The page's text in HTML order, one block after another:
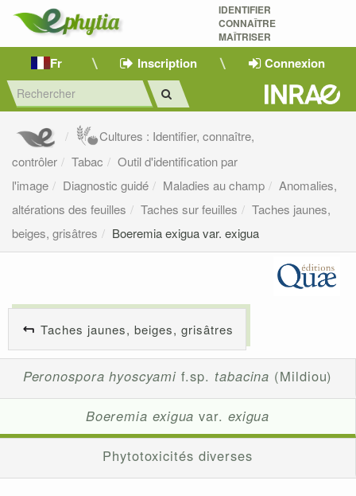
IDENTIFIER
CONNAÎTRE
MAÎTRISER
Fr Inscription Connexion
Cultures : Identifier, connaître,
contrôler
Tabac
Outil d'identification par
l'image
Diagnostic guidé Maladies au champ
Anomalies,
altérations des feuilles
Taches sur feuilles
Taches jaunes,
beiges, grisâtres
Boeremia exigua var. exigua
Taches jaunes, beiges, grisâtres
Peronospora hyoscyamif.sp. tabacina (Mildiou)
Boeremia exigua var. exigua
Phytotoxicités diverses